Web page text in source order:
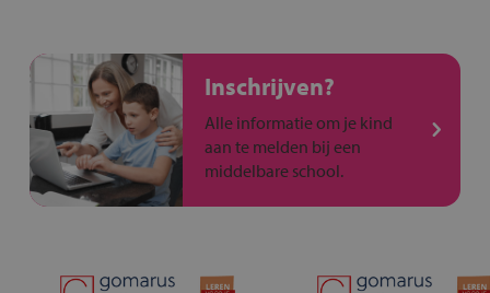
Inschrijven?
Alle informatie om je kind
aan te melden bij een
middelbare school.